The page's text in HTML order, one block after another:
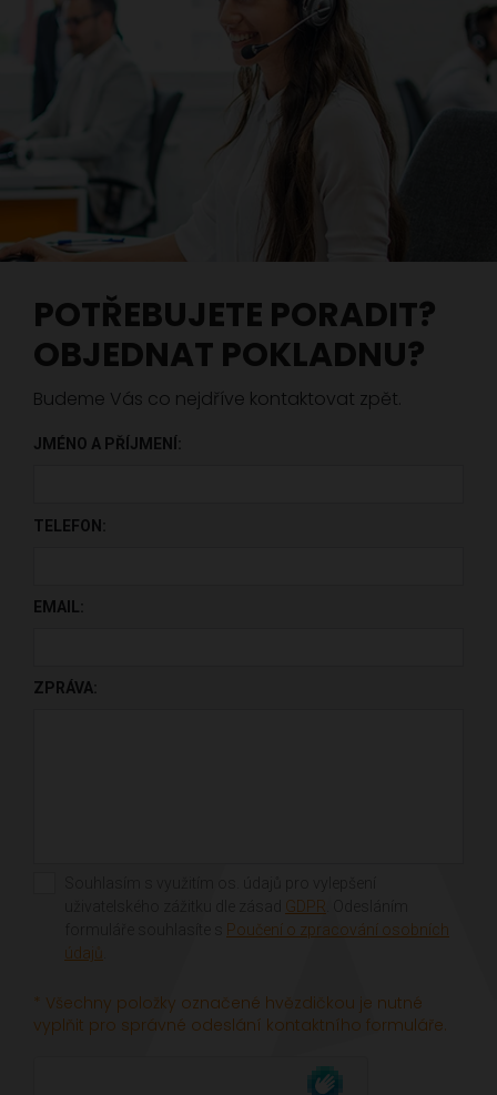
POTŘEBUJETE PORADIT?
OBJEDNAT POKLADNU?
Budeme Vás co nejdříve kontaktovat zpět.
JMÉNO A PŘÍJMENÍ:
TELEFON:
EMAIL:
ZPRÁVA:
GDPR
Poučení o zpracování osobních
údajů
* Všechny položky označené hvězdičkou je nutné
vyplňit pro správné odeslání kontaktního formuláře.